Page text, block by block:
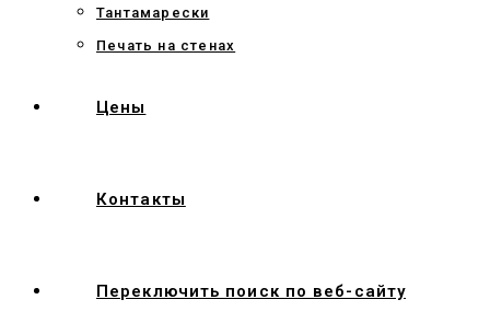
Тантамарески
Печать на стенах
Цены
Контакты
Переключить поиск по веб-сайту